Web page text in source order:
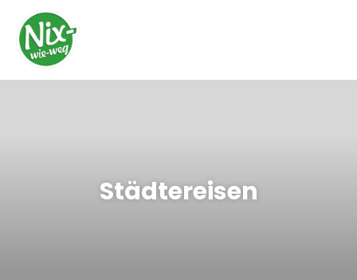
Städtereisen